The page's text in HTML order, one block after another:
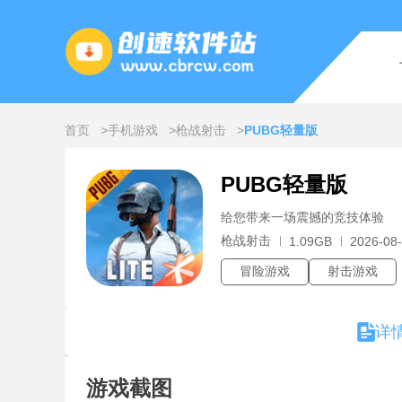
首页 手机游戏 枪战射击 PUBG轻量版
PUBG轻量版
给您带来一场震撼的竞技体验
枪战射击
1.09GB 2026-
冒险游戏 射击游戏
详
游戏截图